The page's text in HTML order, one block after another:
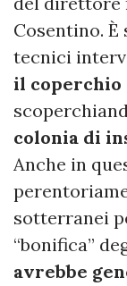
Cosentino.
tecnici
il coperchio
colonia di
Anche in
sotterranei
“bonifica”
avrebbe